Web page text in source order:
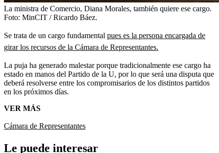
La ministra de Comercio, Diana Morales, también quiere ese cargo.
Foto: MinCIT / Ricardo Báez.
Se trata de un cargo fundamental pues es la persona encargada de
girar los recursos de la Cámara de Representantes.
La puja ha generado malestar porque tradicionalmente ese cargo ha
estado en manos del Partido de la U, por lo que será una disputa que
deberá resolverse entre los compromisarios de los distintos partidos
en los próximos días.
VER MÁS
Cámara de Representantes
Le puede interesar